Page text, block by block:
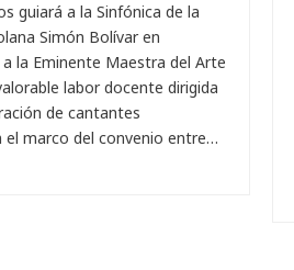
guiará a la Sinfónica de la
Simón Bolívar en
la Eminente Maestra del Arte
labor docente dirigida
de cantantes
el marco del convenio entre…